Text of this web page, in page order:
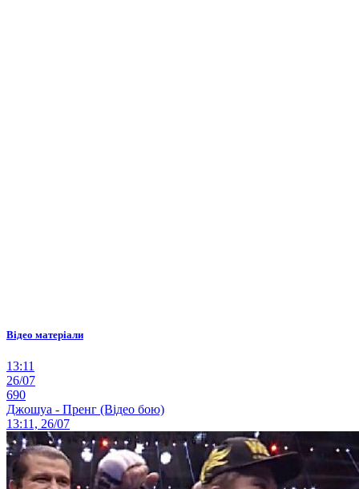
Відео матеріали
13:11
26/07
690
Джошуа - Пренг (Відео бою)
13:11, 26/07